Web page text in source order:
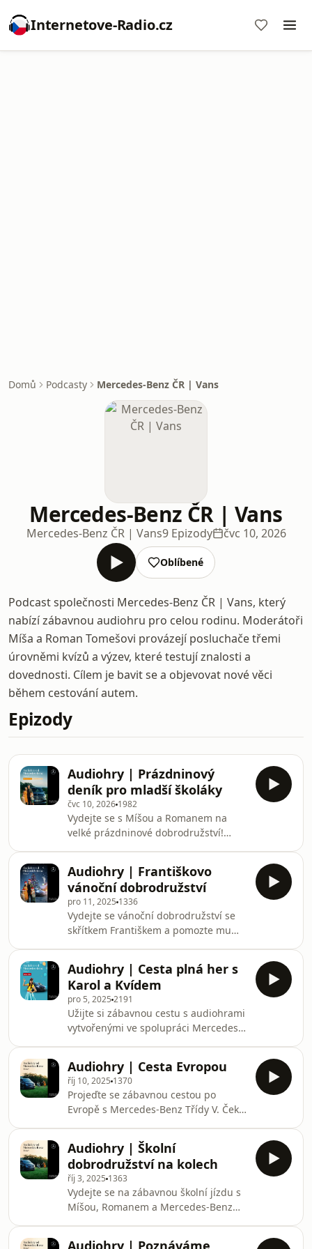
Internetove-Radio.cz
Domů Podcasty Mercedes-Benz ČR | Vans
Mercedes-Benz ČR | Vans
Mercedes-Benz ČR | Vans9 Epizody čvc 10, 2026
Oblíbené
Podcast společnosti Mercedes-Benz ČR | Vans, který
nabízí zábavnou audiohru pro celou rodinu. Moderátoři
Míša a Roman Tomešovi provázejí posluchače třemi
úrovněmi kvízů a výzev, které testují znalosti a
dovednosti. Cílem je bavit se a objevovat nové věci
během cestování autem.
Epizody
Audiohry | Prázdninový
deník pro mladší školáky
čvc 10, 2026 1982
Vydejte se s Míšou a Romanem na
velké prázdninové dobrodružství!
plnit cestovatelské výzvy a postupně
zaplníte svůj prázdninový deník plný
letních zážitků. Zábavná audiohra pro
celou rodinu, která zpříjemní každou
cestu autem za vysněnou dovolenou.
Audiohry | Františkovo
vánoční dobrodružství
pro 11, 2025 1336
Vydejte se vánoční dobrodružství se
skřítkem Františkem a pomozte mu
Vánoc i zábavné úkoly pro celou
rodinu, které zpříjemní každou cestu.
Audiohry | Cesta plná her s
Karol a Kvídem
pro 5, 2025 2191
Užijte si zábavnou cestu s audiohrami
vytvořenými ve spolupráci Mercedes-
inspirovaných jejich písničkami – o
dinosaurech, zoubkách, planetách,
vitamínech, férovém chování i
důležitých číslech. Děti budou hádat,
zpívat, tvořit a představovat si – a
cesta vám díky tomu příjemně uteče.
Audiohry | Cesta Evropou
říj 10, 2025 1370
Projeďte se zábavnou cestou po
Evropě s Mercedes-Benz Třídy V. Čeká
zvuků, cizích jazyků, tradičních jídel,
legend a napínavé záhady na letišti.
Užijte si zábavné audiohry pro děti i
rodiče během cesty autem!
Audiohry | Školní
dobrodružství na kolech
říj 3, 2025 1363
Vydejte se na zábavnou školní jízdu s
Míšou, Romanem a Mercedes-Benz
Audiohry | Poznáváme